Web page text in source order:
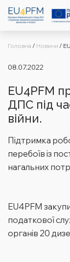
Головна / Новини /
08.07.2022
EU4PFM
ДПС під
війни.
Підтримка
перебоїв із
нагальних
EU4PFM
податкової
органів 20